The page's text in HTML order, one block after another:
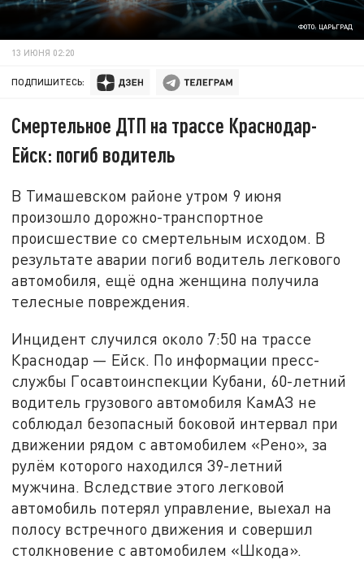
ФОТО: ЦАРЬГРАД
13 ИЮНЯ 02:20
ПОДПИШИТЕСЬ:
Смертельное ДТП на трассе Краснодар-
Ейск: погиб водитель
В Тимашевском районе утром 9 июня
произошло дорожно-транспортное
происшествие со смертельным исходом. В
результате аварии погиб водитель легкового
автомобиля, ещё одна женщина получила
телесные повреждения.
Инцидент случился около 7:50 на трассе
Краснодар — Ейск. По информации пресс-
службы Госавтоинспекции Кубани, 60-летний
водитель грузового автомобиля КамАЗ не
соблюдал безопасный боковой интервал при
движении рядом с автомобилем «Рено», за
рулём которого находился 39-летний
мужчина. Вследствие этого легковой
автомобиль потерял управление, выехал на
полосу встречного движения и совершил
столкновение с автомобилем «Шкода».